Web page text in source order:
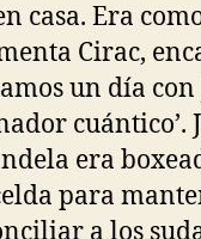
casa. Era
Cirac,
un día
cuántico’.
era
para